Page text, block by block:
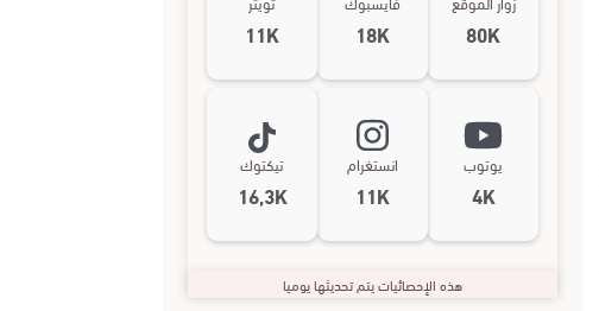
80K
18K
11K
يوتوب
4K
انستغرام
11K
تيكتوك
16,3K
هذه الإحصائيات يتم تحديثها يوميا